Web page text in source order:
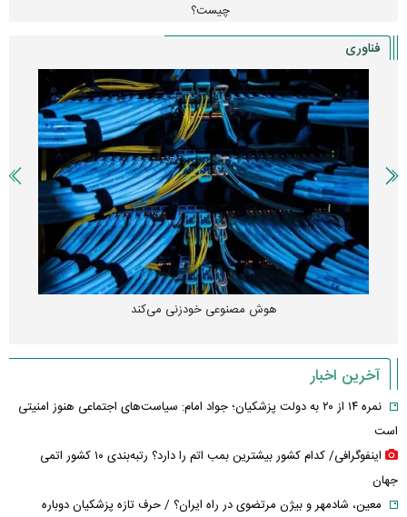
چیست؟
فناوری
هوش مصنوعی خودزنی می‌کند
آخرین اخبار
نمره ۱۴ از ۲۰ به دولت پزشکیان؛ جواد امام: سیاست‌های اجتماعی هنوز امنیتی
است
اینفوگرافی/ کدام کشور بیشترین بمب اتم را دارد؟ رتبه‌بندی ۱۰ کشور اتمی
جهان
معین، شادمهر و بیژن مرتضوی در راه ایران؟ / حرف تازه پزشکیان دوباره